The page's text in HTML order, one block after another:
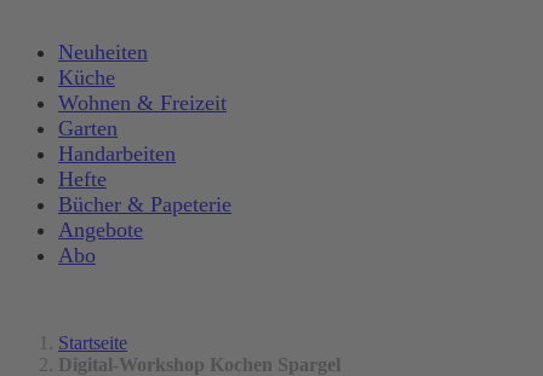
Neuheiten
Küche
Wohnen & Freizeit
Garten
Handarbeiten
Hefte
Bücher & Papeterie
Angebote
Abo
Startseite
Digital-Workshop Kochen Spargel